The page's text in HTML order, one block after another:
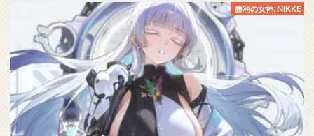
勝利の女神: NIKKE